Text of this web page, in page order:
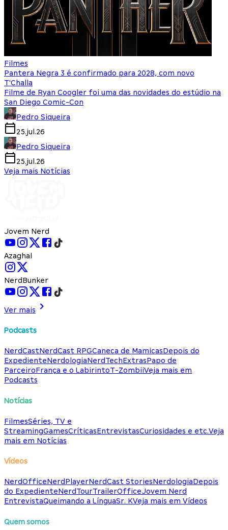
Filmes
Pantera Negra 3 é confirmado para 2028, com novo
T'Challa
Filme de Ryan Coogler foi uma das novidades do estúdio na
San Diego Comic-Con
Pedro Siqueira
25.jul.26
Pedro Siqueira
25.jul.26
Veja mais Notícias
Jovem Nerd
Azaghal
NerdBunker
Ver mais
Podcasts
NerdCastNerdCast RPGCaneca de MamicasDepois do
ExpedienteNerdologiaNerdTechExtrasPapo de
ParceiroFrança e o LabirintoT-ZombiiVeja mais em
Podcasts
Notícias
FilmesSéries, TV e
StreamingGamesCríticasEntrevistasCuriosidades e etc.Veja
mais em Notícias
Vídeos
NerdOfficeNerdPlayerNerdCast StoriesNerdologiaDepois
do ExpedienteNerdTourTrailerOfficeJovem Nerd
EntrevistaQueimando a LínguaSr. KVeja mais em Vídeos
Quem somos